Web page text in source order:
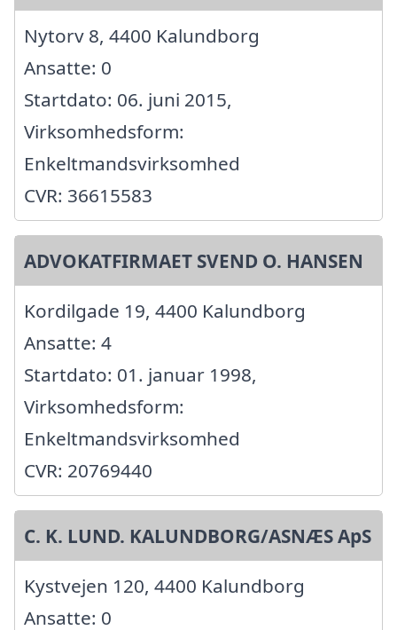
Nytorv 8, 4400 Kalundborg
Ansatte: 0
Startdato: 06. juni 2015,
Virksomhedsform:
Enkeltmandsvirksomhed
CVR: 36615583
ADVOKATFIRMAET SVEND O. HANSEN
Kordilgade 19, 4400 Kalundborg
Ansatte: 4
Startdato: 01. januar 1998,
Virksomhedsform:
Enkeltmandsvirksomhed
CVR: 20769440
C. K. LUND. KALUNDBORG/ASNÆS ApS
Kystvejen 120, 4400 Kalundborg
Ansatte: 0